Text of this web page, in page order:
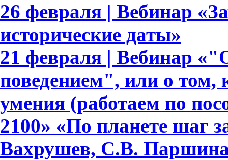
26 февраля | Вебинар
исторические даты»
21 февраля | Вебинар
поведением", или о том,
умения (работаем по
2100» «По планете шаг
Вахрушев, С.В.